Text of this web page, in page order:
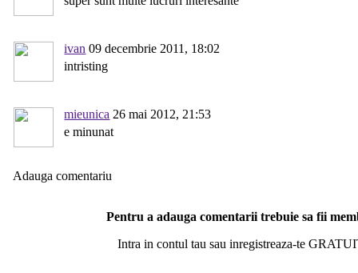
ivan 09 decembrie 2011, 18:02
intristing
mieunica 26 mai 2012, 21:53
e minunat
Adauga comentariu
Pentru a adauga comentarii trebuie sa fii
Intra in contul tau sau inregistreaza-te